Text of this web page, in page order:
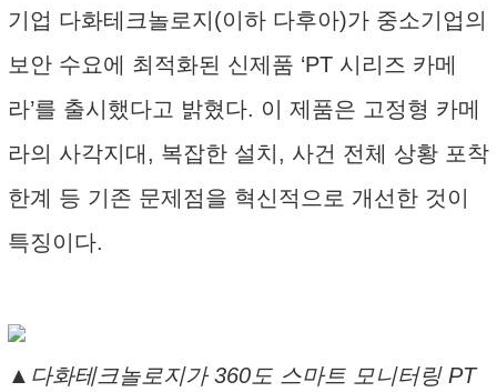
기업 다화테크놀로지(이하 다후아)가 중소기업의
보안 수요에 최적화된 신제품 ‘PT 시리즈 카메
라’를 출시했다고 밝혔다. 이 제품은 고정형 카메
라의 사각지대, 복잡한 설치, 사건 전체 상황 포착
한계 등 기존 문제점을 혁신적으로 개선한 것이
특징이다.
▲다화테크놀로지가 360도 스마트 모니터링 PT